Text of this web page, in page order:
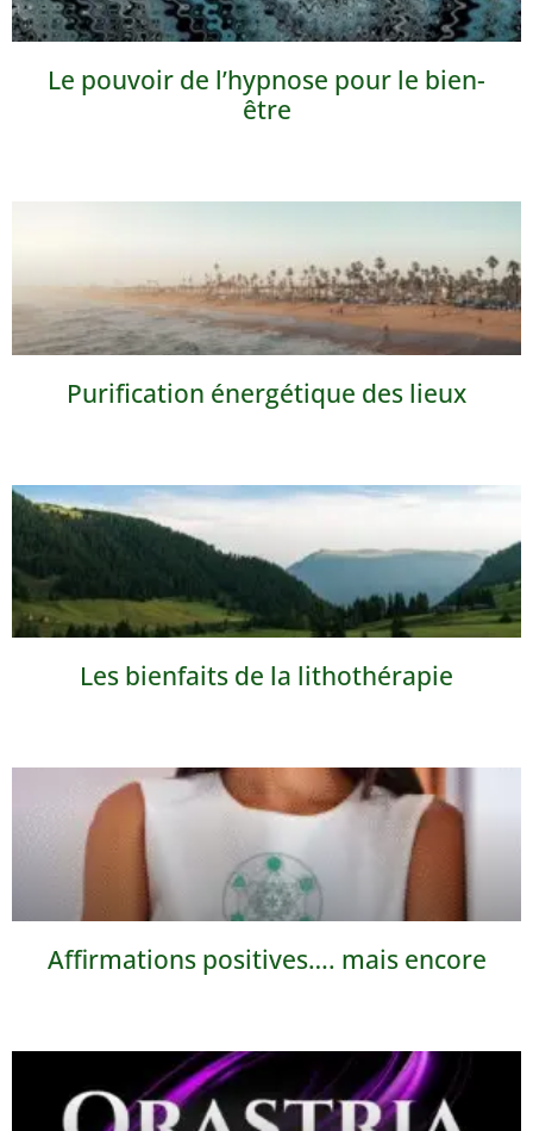
Le pouvoir de l’hypnose pour le bien-
être
Purification énergétique des lieux
Les bienfaits de la lithothérapie
Affirmations positives…. mais encore